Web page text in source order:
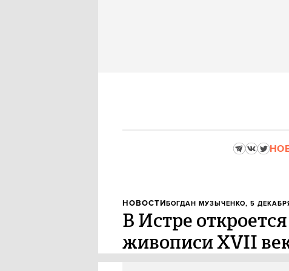
НОВОСТИБОГДАН МУЗЫЧЕНКО, 5
В Истре
живописи XVII